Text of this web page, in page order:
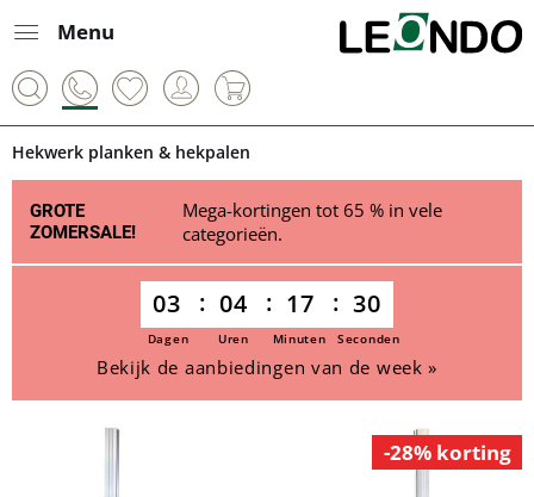
Menu
Hekwerk planken & hekpalen
GROTE
ZOMERSALE!
Mega-kortingen tot 65 % in vele
categorieën.
03 04 17 30
Dagen Uren Minuten Seconden
Bekijk de aanbiedingen van de week »
-28% korting